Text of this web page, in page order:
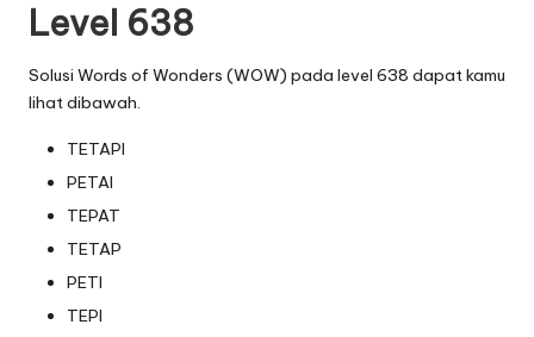
Level 638
Solusi Words of Wonders (WOW) pada level 638 dapat kamu
lihat dibawah.
TETAPI
PETAI
TEPAT
TETAP
PETI
TEPI